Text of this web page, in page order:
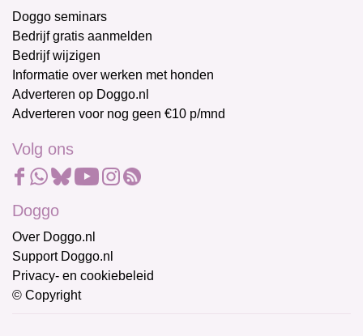
Doggo seminars
Bedrijf gratis aanmelden
Bedrijf wijzigen
Informatie over werken met honden
Adverteren op Doggo.nl
Adverteren voor nog geen €10 p/mnd
Volg ons
Doggo
Over Doggo.nl
Support Doggo.nl
Privacy- en cookiebeleid
© Copyright